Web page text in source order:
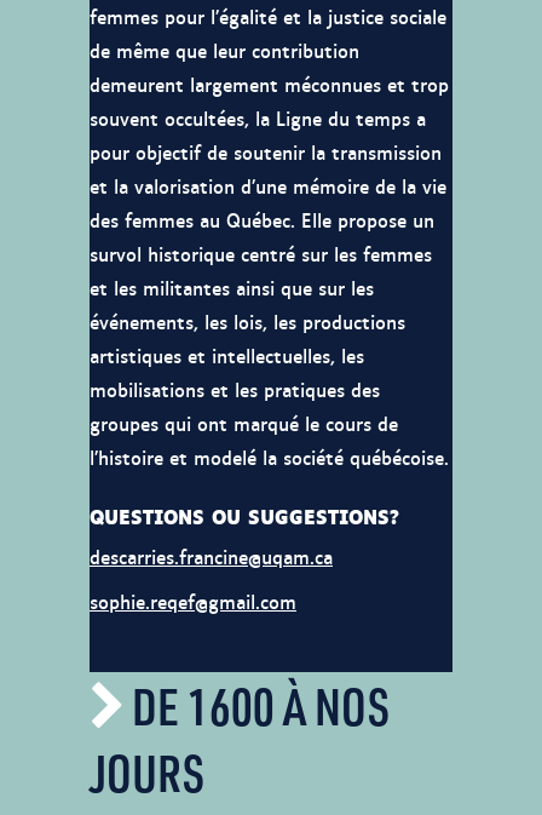
femmes pour l’égalité et la justice sociale
de même que leur contribution
demeurent largement méconnues et trop
souvent occultées, la Ligne du temps a
pour objectif de soutenir la transmission
et la valorisation d’une mémoire de la vie
des femmes au Québec. Elle propose un
survol historique centré sur les femmes
et les militantes ainsi que sur les
événements, les lois, les productions
artistiques et intellectuelles, les
mobilisations et les pratiques des
groupes qui ont marqué le cours de
l’histoire et modelé la société québécoise.
QUESTIONS OU SUGGESTIONS?
descarries.francine@uqam.ca
sophie.reqef@gmail.com
DE 1600 À NOS
JOURS